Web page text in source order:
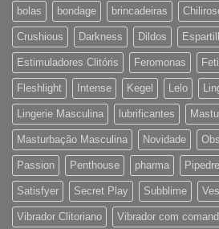
bolas bondage brincadeiras
Crushious Darkness Dildos
Estimuladores Clitóris Feromonas
Fleshlight Intense Kegel Lelo
Lingerie Masculina lubrificantes
Masturbação Masculina Novidade
Passion Penthouse pharma
Satisfyer Secret Play Subblime
Vibrador Clitoriano Vibrador com